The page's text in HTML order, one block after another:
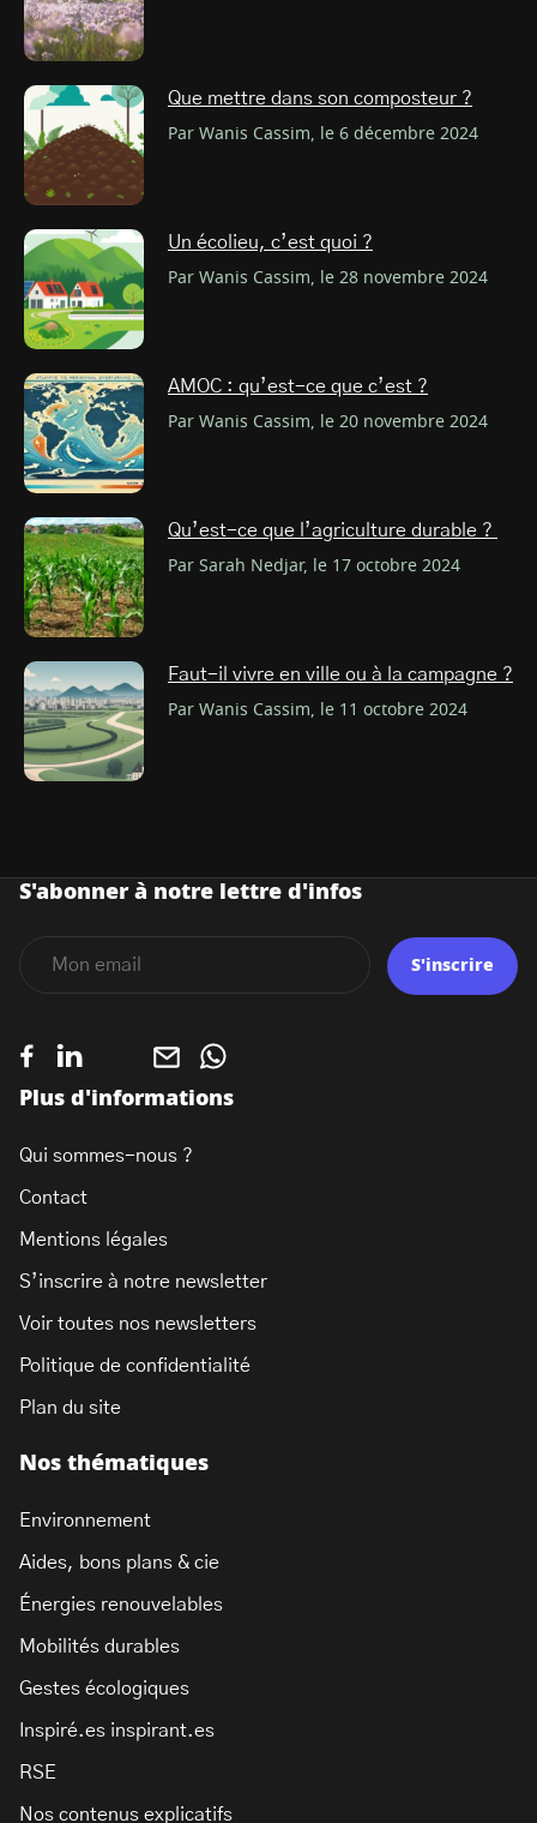
Que mettre dans son composteur ?
Par Wanis Cassim, le 6 décembre 2024
Un écolieu, c’est quoi ?
Par Wanis Cassim, le 28 novembre 2024
AMOC : qu’est-ce que c’est ?
Par Wanis Cassim, le 20 novembre 2024
Qu’est-ce que l’agriculture durable ?
Par Sarah Nedjar, le 17 octobre 2024
Faut-il vivre en ville ou à la campagne ?
Par Wanis Cassim, le 11 octobre 2024
Nos thématiques
Environnement
Aides, bons plans & cie
Énergies renouvelables
Mobilités durables
Gestes écologiques
Inspiré.es inspirant.es
RSE
Nos contenus explicatifs
Plus d'informations
Qui sommes-nous ?
Contact
Mentions légales
S’inscrire à notre newsletter
Voir toutes nos newsletters
Politique de confidentialité
Plan du site
S'abonner à notre lettre d'infos
S'inscrire